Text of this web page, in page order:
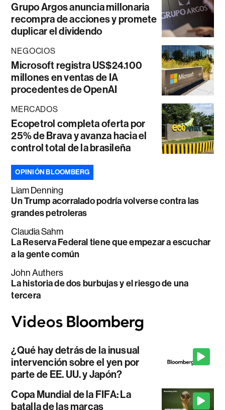
Grupo Argos anuncia millonaria
recompra de acciones y promete
duplicar el dividendo
NEGOCIOS
Microsoft registra US$24.100
millones en ventas de IA
procedentes de OpenAI
MERCADOS
Ecopetrol completa oferta por
25% de Brava y avanza hacia el
control total de la brasileña
OPINIÓN BLOOMBERG
Liam Denning
Un Trump acorralado podría volverse contra las
grandes petroleras
Claudia Sahm
La Reserva Federal tiene que empezar a escuchar
a la gente común
John Authers
La historia de dos burbujas y el riesgo de una
tercera
¿Qué hay detrás de la inusual
intervención sobre el yen por
parte de EE. UU. y Japón?
Copa Mundial de la FIFA: La
batalla de las marcas